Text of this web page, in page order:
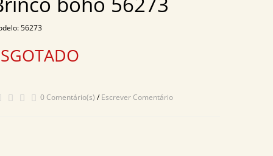
56273
0 Comentário(s) /Escrever Comentário